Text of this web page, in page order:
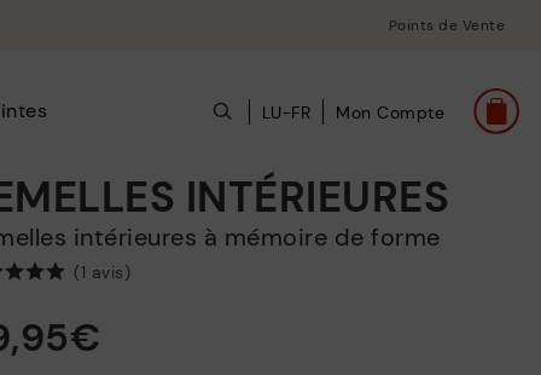
Points de Vente
LU-FR Mon Compte
INTÉRIEURES
intérieures à mémoire de forme
(1 avis)